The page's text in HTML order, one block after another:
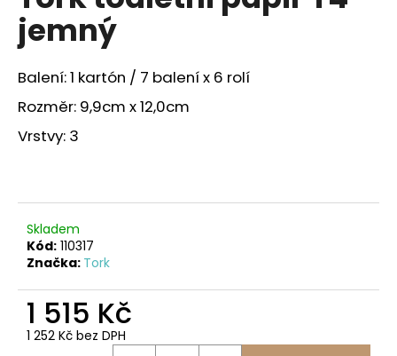
0,0
5
hvězdiček.
jemný
Balení: 1 kartón / 7 balení x 6 rolí
Rozměr: 9,9cm x 12,0cm
Vrstvy: 3
Skladem
Kód: 110317
Značka: Tork
1 515 Kč
1 252 Kč bez DPH
a
j
í
t
?
HLEDAT
D
o
o